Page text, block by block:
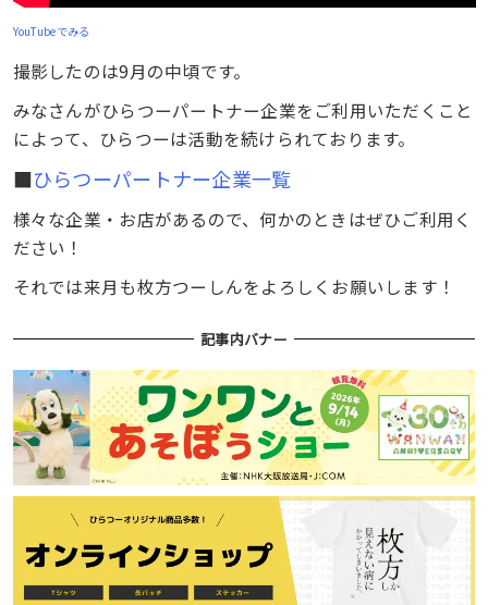
YouTubeでみる
撮影したのは9月の中頃です。
みなさんがひらつーパートナー企業をご利用いただくこと
によって、ひらつーは活動を続けられております。
■ひらつーパートナー企業一覧
様々な企業・お店があるので、何かのときはぜひご利用く
ださい！
それでは来月も枚方つーしんをよろしくお願いします！
記事内バナー